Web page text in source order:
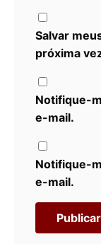
Salvar
próxima
Notifique-
e-mail.
Notifique-
e-mail.